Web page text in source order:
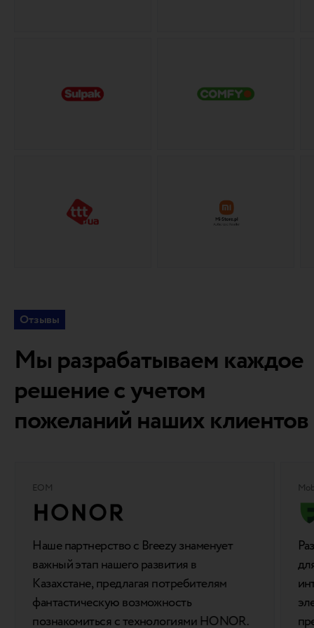
Отзывы
Мы разрабатываем каждое
решение с учетом
пожеланий наших клиентов
EOM
Наше партнерство с Breezy знаменует
важный этап нашего развития в
Казахстане, предлагая потребителям
фантастическую возможность
познакомиться с технологиями HONOR.